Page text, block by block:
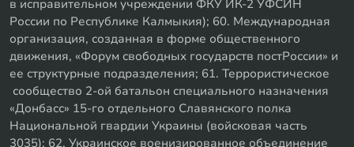
в исправительном учреждении ФКУ ИК-2 УФСИН
России по Республике Калмыкия); 60. Международная
организация, созданная в форме общественного
движения, «Форум свободных государств постРоссии» и
ее структурные подразделения; 61. Террористическое
сообщество 2-ой батальон специального назначения
«Донбасс» 15-го отдельного Славянского полка
Национальной гвардии Украины (войсковая часть
3035); 62. Украинское военизированное объединение